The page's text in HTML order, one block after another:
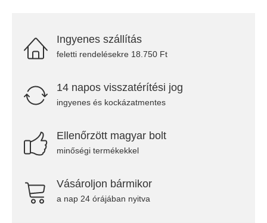
Ingyenes szállítás
feletti rendelésekre 18.750 Ft
14 napos visszatérítési jog
ingyenes és kockázatmentes
Ellenőrzött magyar bolt
minőségi termékekkel
Vásároljon bármikor
a nap 24 órájában nyitva